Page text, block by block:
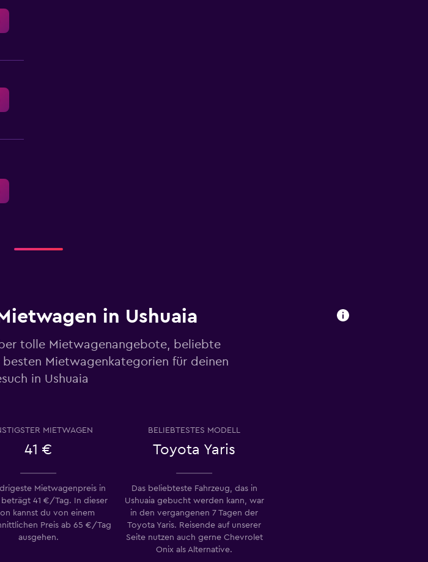
in Ushuaia
tolle Mietwagenangebote, beliebte
Mietwagenkategorien für deinen
in Ushuaia
MIETWAGEN
41 €
BELIEBTESTES MODELL
Toyota Yaris
Mietwagenpreis in
beträgt 41 €/Tag. In dieser
kannst du von einem
Preis ab 65 €/Tag
ausgehen.
Das beliebteste Fahrzeug, das in
Ushuaia gebucht werden kann, war
in den vergangenen 7 Tagen der
Toyota Yaris. Reisende auf unserer
Seite nutzen auch gerne Chevrolet
Onix als Alternative.